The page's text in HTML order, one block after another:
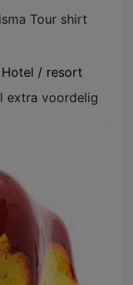
Tour shirt
extra voordelig